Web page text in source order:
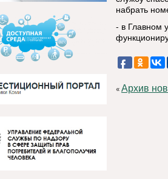
набрать
- в Главном
«Архив